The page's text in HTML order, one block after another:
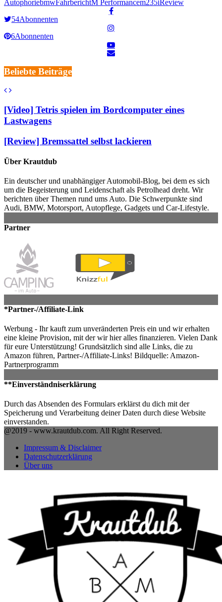
AutophoriebmwFahrberichtM Performancem235i Review
54Abonnenten
6Abonnenten
Beliebte Beiträge
[Video] Tetris spielen im Bordcomputer eines
Lastwagens
[Review] Bremssattel selbst lackieren
Über Krautdub
Ein deutscher und unabhängiger Automobil-Blog, bei dem es sich
um die Begeisterung und Leidenschaft als Petrolhead dreht. Wir
berichten über Themen rund ums Auto. Die Schwerpunkte sind
Audi, BMW, Motorsport, Autopflege, Gadgets und Car-Lifestyle.
Partner
*Partner-/Affiliate-Link
Werbung - Ihr kauft zum unveränderten Preis ein und wir erhalten
eine kleine Provision, mit der wir hier alles finanzieren. Vielen Dank
für eure Unterstützung! Grundsätzlich sind alle Links, die zu
Amazon führen, Partner-/Affiliate-Links! Bildquelle: Amazon-
Partnerprogramm
**Einverständniserklärung
Durch das Absenden des Formulars erklärst du dich mit der
Speicherung und Verarbeitung deiner Daten durch diese Website
einverstanden.
@2019 - www.krautdub.com. All Right Reserved.
Impressum & Disclaimer
Datenschutzerklärung
Über uns